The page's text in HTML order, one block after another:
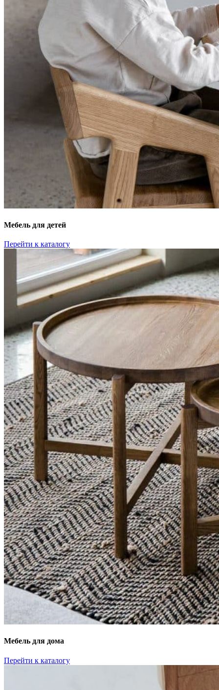
Мебель для детей
Перейти к каталогу
Мебель для дома
Перейти к каталогу